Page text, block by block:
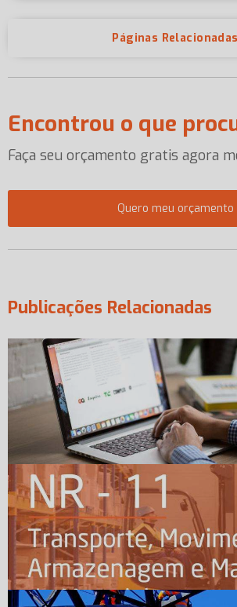
Páginas Relacionadas
Encontrou o que
Faça seu orçamento gratis agora
Quero meu orçamento
Publicações Relacionadas